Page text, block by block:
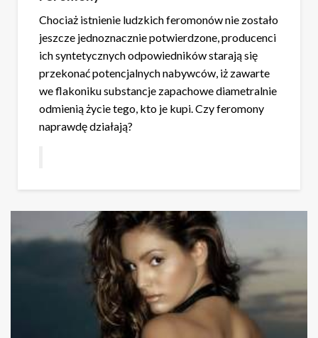
Chociaż istnienie ludzkich feromonów nie zostało
jeszcze jednoznacznie potwierdzone, producenci
ich syntetycznych odpowiedników starają się
przekonać potencjalnych nabywców, iż zawarte
we flakoniku substancje zapachowe diametralnie
odmienią życie tego, kto je kupi. Czy feromony
naprawdę działają?